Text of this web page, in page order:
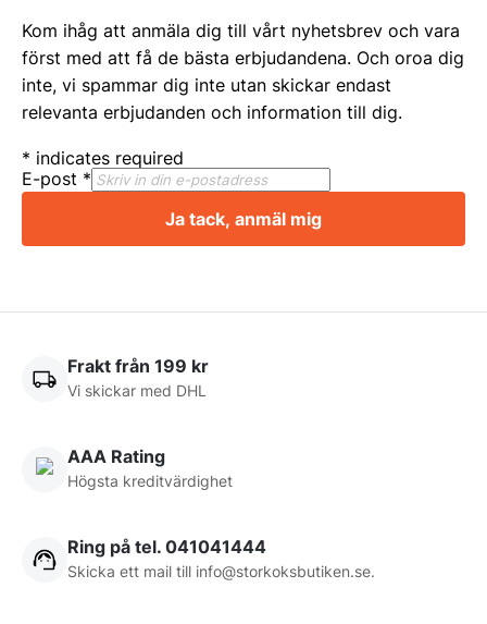
Kom ihåg att anmäla dig till vårt nyhetsbrev och vara
först med att få de bästa erbjudandena. Och oroa dig
inte, vi spammar dig inte utan skickar endast
relevanta erbjudanden och information till dig.
* indicates required
E-post *
Ja tack, anmäl mig
Frakt från 199 kr
Vi skickar med DHL
AAA Rating
Högsta kreditvärdighet
Ring på tel. 041041444
Skicka ett mail till info@storkoksbutiken.se.